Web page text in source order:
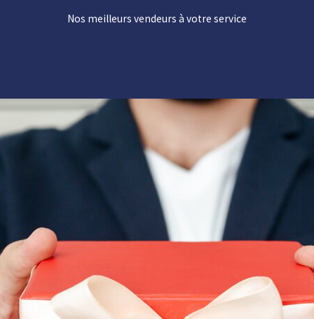
Nos meilleurs vendeurs à votre service